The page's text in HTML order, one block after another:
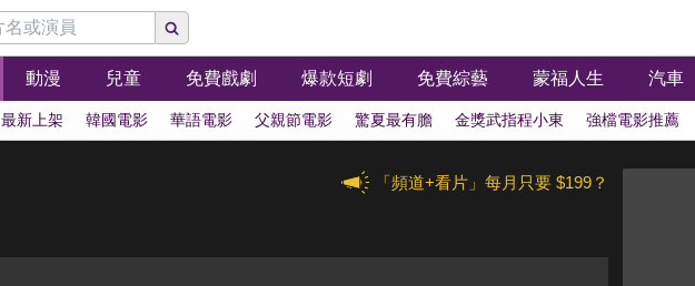
動漫 兒童 免費戲劇 爆款短劇 免費綜藝 蒙福人生 汽車
最新上架 韓國電影 華語電影 父親節電影 驚夏最有膽 金獎武指程小東 強檔電影推薦
「頻道+看片」每月只要 $199？